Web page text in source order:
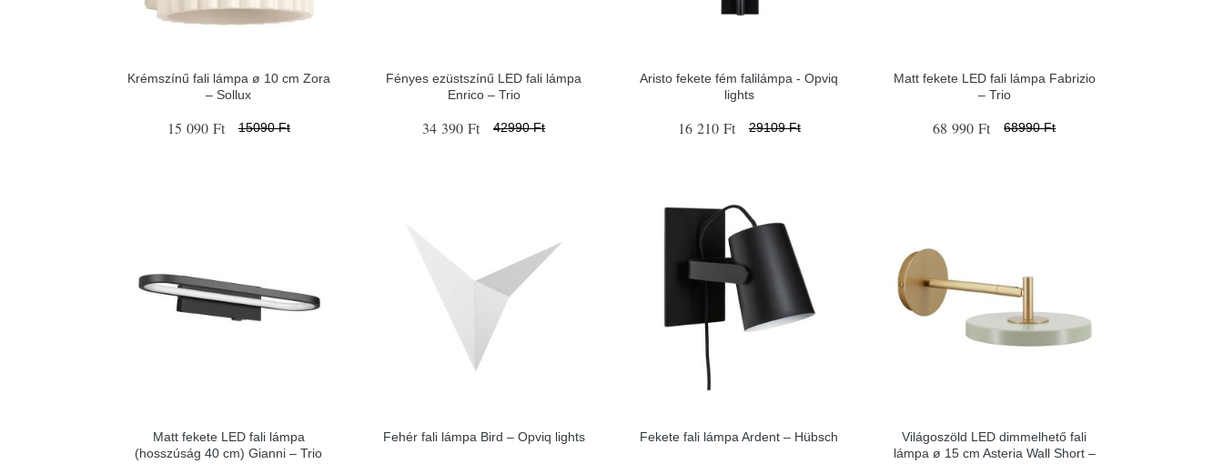
Krémszínű fali lámpa ø 10 cm Zora
– Sollux
15 090 Ft 15090 Ft
Fényes ezüstszínű LED fali lámpa
Enrico – Trio
34 390 Ft 42990 Ft
Aristo fekete fém falilámpa - Opviq
lights
16 210 Ft 29109 Ft
Matt fekete LED fali lámpa Fabrizio
– Trio
68 990 Ft 68990 Ft
Matt fekete LED fali lámpa
(hosszúság 40 cm) Gianni – Trio
Fehér fali lámpa Bird – Opviq lights Fekete fali lámpa Ardent – Hübsch
Világoszöld LED dimmelhető fali
lámpa ø 15 cm Asteria Wall Short –